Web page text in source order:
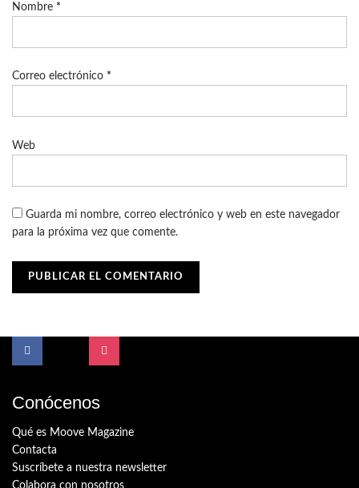
Nombre *
Correo electrónico *
Web
Guarda mi nombre, correo electrónico y web en este navegador
para la próxima vez que comente.
Conócenos
Qué es Moove Magazine
Contacta
Suscríbete a nuestra newsletter
Colabora con nosotros